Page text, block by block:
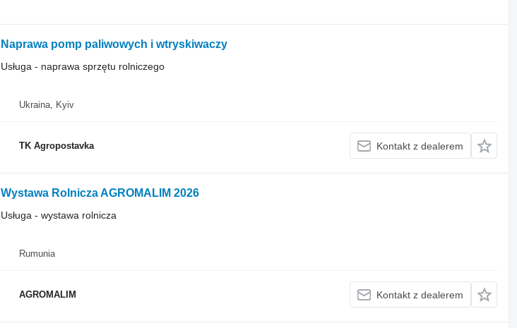
Naprawa pomp paliwowych i wtryskiwaczy
Usługa - naprawa sprzętu rolniczego
Ukraina, Kyiv
TK Agropostavka Kontakt z dealerem
Wystawa Rolnicza AGROMALIM 2026
Usługa - wystawa rolnicza
Rumunia
AGROMALIM Kontakt z dealerem